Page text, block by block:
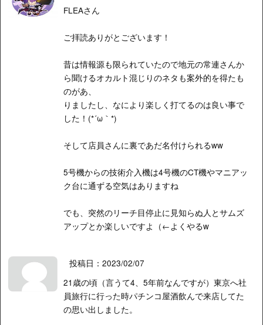
FLEAさん
ご拝読ありがとございます！
昔は情報源も限られていたので地元の常連さんか
ら聞けるオカルト混じりのネタも案外的を得たも
のがあ、
りましたし、なにより楽しく打てるのは良い事で
した！(*´ω｀*)
そして店員さんに裏であだ名付けられるww
5号機からの技術介入機は4号機のCT機やマニアッ
ク台に通ずる空気はありますね
でも、突然のリーチ目停止に見知らぬ人とサムズ
アップとか楽しいですよ（←よくやるw
投稿日：2023/02/07
21歳の頃（言うて4、5年前なんですが）東京へ社
員旅行に行った時パチンコ屋酒飲んで来店してた
の思い出しました。